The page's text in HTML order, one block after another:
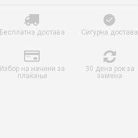
Бесплатна достава Сигурна достава
Избор на начини за
плаќање
30 дена рок за
замена